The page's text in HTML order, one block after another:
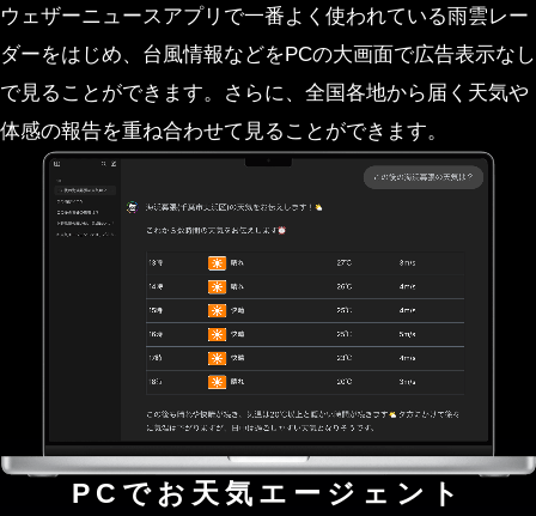
ウェザーニュースアプリで一番よく使われている雨雲レー
ダーをはじめ、台風情報などをPCの大画面で広告表示なし
で見ることができます。さらに、全国各地から届く天気や
体感の報告を重ね合わせて見ることができます。
PCでお天気エージェント